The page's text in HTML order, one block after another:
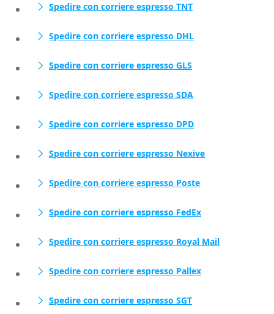
Spedire con corriere espresso TNT
Spedire con corriere espresso DHL
Spedire con corriere espresso GLS
Spedire con corriere espresso SDA
Spedire con corriere espresso DPD
Spedire con corriere espresso Nexive
Spedire con corriere espresso Poste
Spedire con corriere espresso FedEx
Spedire con corriere espresso Royal Mail
Spedire con corriere espresso Pallex
Spedire con corriere espresso SGT